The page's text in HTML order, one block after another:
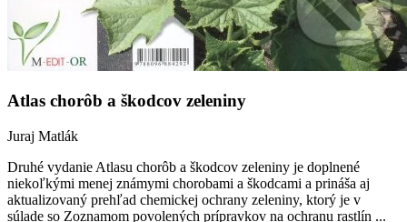
Atlas chorôb a škodcov zeleniny
Juraj Matlák
Druhé vydanie Atlasu chorôb a škodcov zeleniny je doplnené
niekoľkými menej známymi chorobami a škodcami a prináša aj
aktualizovaný prehľad chemickej ochrany zeleniny, ktorý je v
súlade so Zoznamom povolených prípravkov na ochranu rastlín ...